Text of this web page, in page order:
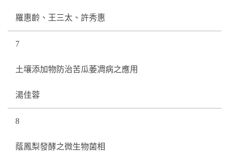
羅惠齡、王三太、許秀惠
7
土壤添加物防治苦瓜萎凋病之應用
湯佳蓉
8
蔭鳳梨發酵之微生物菌相